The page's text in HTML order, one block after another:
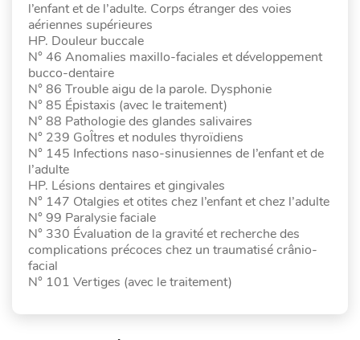
l’enfant et de l’adulte. Corps étranger des voies
aériennes supérieures
HP. Douleur buccale
N° 46 Anomalies maxillo-faciales et développement
bucco-dentaire
N° 86 Trouble aigu de la parole. Dysphonie
N° 85 Épistaxis (avec le traitement)
N° 88 Pathologie des glandes salivaires
N° 239 GoÎtres et nodules thyroïdiens
N° 145 Infections naso-sinusiennes de l’enfant et de
l’adulte
HP. Lésions dentaires et gingivales
N° 147 Otalgies et otites chez l’enfant et chez l’adulte
N° 99 Paralysie faciale
N° 330 Évaluation de la gravité et recherche des
complications précoces chez un traumatisé crânio-
facial
N° 101 Vertiges (avec le traitement)